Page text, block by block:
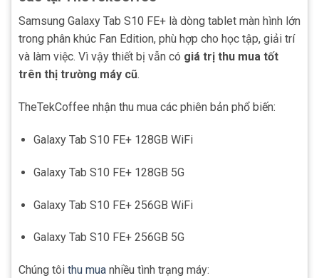
Samsung Galaxy Tab S10 FE+ là dòng tablet màn hình lớn
trong phân khúc Fan Edition, phù hợp cho học tập, giải trí
và làm việc. Vì vậy thiết bị vẫn có giá trị thu mua tốt
trên thị trường máy cũ.
TheTekCoffee nhận thu mua các phiên bản phổ biến:
Galaxy Tab S10 FE+ 128GB WiFi
Galaxy Tab S10 FE+ 128GB 5G
Galaxy Tab S10 FE+ 256GB WiFi
Galaxy Tab S10 FE+ 256GB 5G
Chúng tôi thu mua nhiều tình trạng máy: